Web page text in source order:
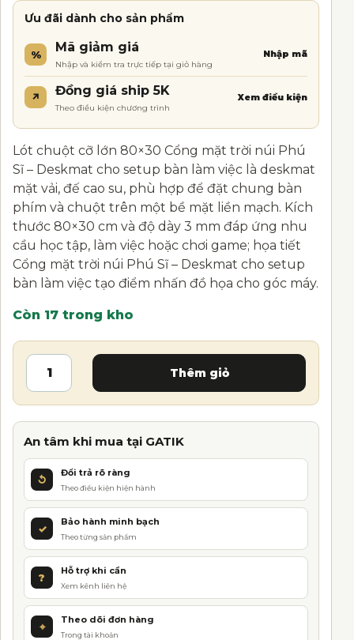
Ưu đãi dành cho sản phẩm
% Mã giảm giá
Nhập và kiểm tra trực tiếp tại giỏ hàng
Nhập mã
↗ Đồng giá ship 5K
Theo điều kiện chương trình
Xem điều kiện
Lót chuột cỡ lớn 80×30 Cổng mặt trời núi Phú
Sĩ – Deskmat cho setup bàn làm việc là deskmat
mặt vải, đế cao su, phù hợp để đặt chung bàn
phím và chuột trên một bề mặt liền mạch. Kích
thước 80×30 cm và độ dày 3 mm đáp ứng nhu
cầu học tập, làm việc hoặc chơi game; họa tiết
Cổng mặt trời núi Phú Sĩ – Deskmat cho setup
bàn làm việc tạo điểm nhấn đồ họa cho góc máy.
Còn 17 trong kho
Lót chuột cỡ lớn 80×30 Cổng mặt trời núi Phú Sĩ –
Thêm giỏ
A
l
t
e
r
n
a
t
i
v
e
An tâm khi mua tại GATIK
↺
Đổi trả rõ ràng
Theo điều kiện hiện hành
✓
Bảo hành minh bạch
Theo từng sản phẩm
?
Hỗ trợ khi cần
Xem kênh liên hệ
⌖
Theo dõi đơn hàng
Trong tài khoản